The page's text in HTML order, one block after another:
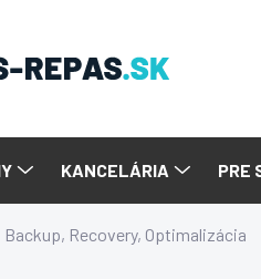
KANCELÁRIA PRE
Backup, Recovery, Optimalizácia